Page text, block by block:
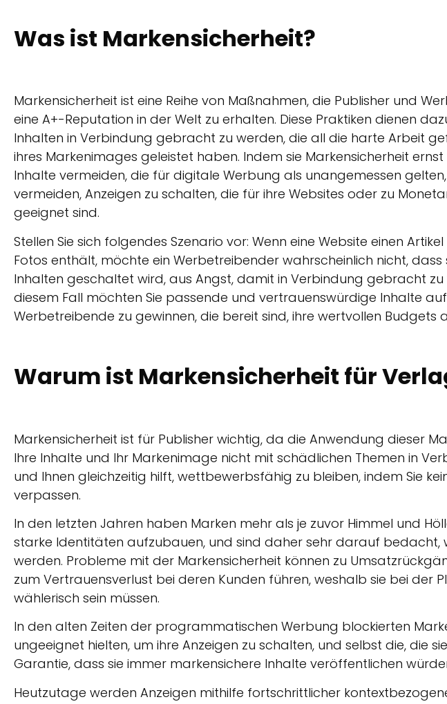
Was ist Markensicherheit?
Markensicherheit ist eine Reihe von Maßnahmen, die Publisher und
eine A+-Reputation in der Welt zu erhalten. Diese Praktiken dienen
Inhalten in Verbindung gebracht zu werden, die all die harte Arbeit
ihres Markenimages geleistet haben. Indem sie Markensicherheit
Inhalte vermeiden, die für digitale Werbung als unangemessen
vermeiden, Anzeigen zu schalten, die für ihre Websites oder zu
geeignet sind.
Stellen Sie sich folgendes Szenario vor: Wenn eine Website einen
Fotos enthält, möchte ein Werbetreibender wahrscheinlich nicht, dass
Inhalten geschaltet wird, aus Angst, damit in Verbindung gebracht zu
diesem Fall möchten Sie passende und vertrauenswürdige Inhalte
Werbetreibende zu gewinnen, die bereit sind, ihre wertvollen Budgets
Warum ist Markensicherheit für
Markensicherheit ist für Publisher wichtig, da die Anwendung dieser
Ihre Inhalte und Ihr Markenimage nicht mit schädlichen Themen in
und Ihnen gleichzeitig hilft, wettbewerbsfähig zu bleiben, indem Sie
verpassen.
In den letzten Jahren haben Marken mehr als je zuvor Himmel und
starke Identitäten aufzubauen, und sind daher sehr darauf bedacht,
werden. Probleme mit der Markensicherheit können zu
zum Vertrauensverlust bei deren Kunden führen, weshalb sie bei der
wählerisch sein müssen.
In den alten Zeiten der programmatischen Werbung blockierten
ungeeignet hielten, um ihre Anzeigen zu schalten, und selbst die, die
Garantie, dass sie immer markensichere Inhalte veröffentlichen
Heutzutage werden Anzeigen mithilfe fortschrittlicher